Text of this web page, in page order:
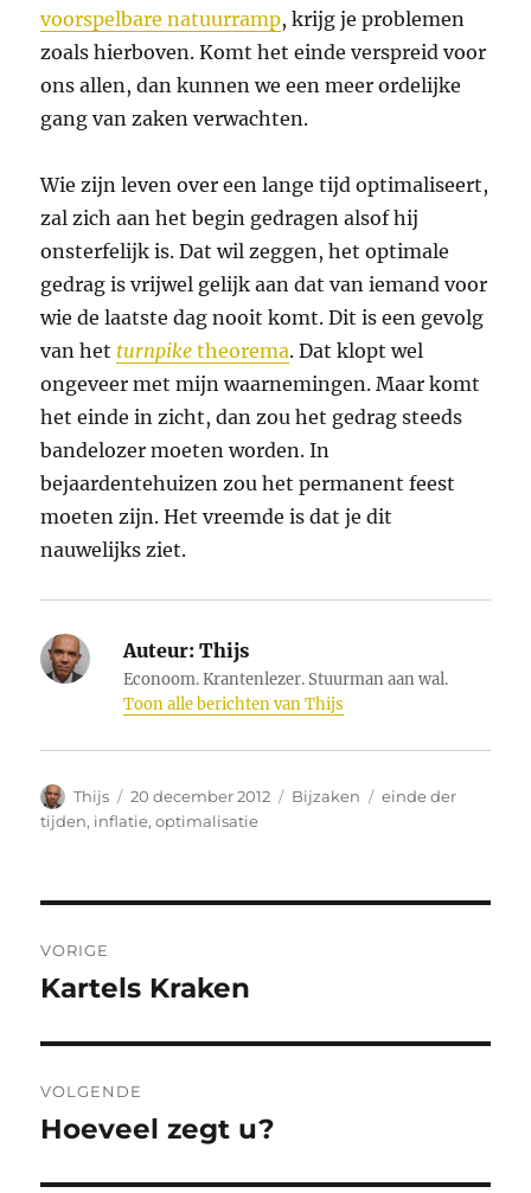
voorspelbare natuurramp, krijg je problemen
zoals hierboven. Komt het einde verspreid voor
ons allen, dan kunnen we een meer ordelijke
gang van zaken verwachten.
Wie zijn leven over een lange tijd optimaliseert,
zal zich aan het begin gedragen alsof hij
onsterfelijk is. Dat wil zeggen, het optimale
gedrag is vrijwel gelijk aan dat van iemand voor
wie de laatste dag nooit komt. Dit is een gevolg
van het turnpiketheorema. Dat klopt wel
ongeveer met mijn waarnemingen. Maar komt
het einde in zicht, dan zou het gedrag steeds
bandelozer moeten worden. In
bejaardentehuizen zou het permanent feest
moeten zijn. Het vreemde is dat je dit
nauwelijks ziet.
Auteur: Thijs
Econoom. Krantenlezer. Stuurman aan wal.
Toon alle berichten van Thijs
Auteur
Thijs
Geplaatst
op
20 december 2012 Categorieën
Bijzaken Tags
einde der
tijden, inflatie,optimalisatie
navigatie
VORIGE
Vorig
Kartels Kraken
VOLGENDE
Volgend
Hoeveel zegt u?